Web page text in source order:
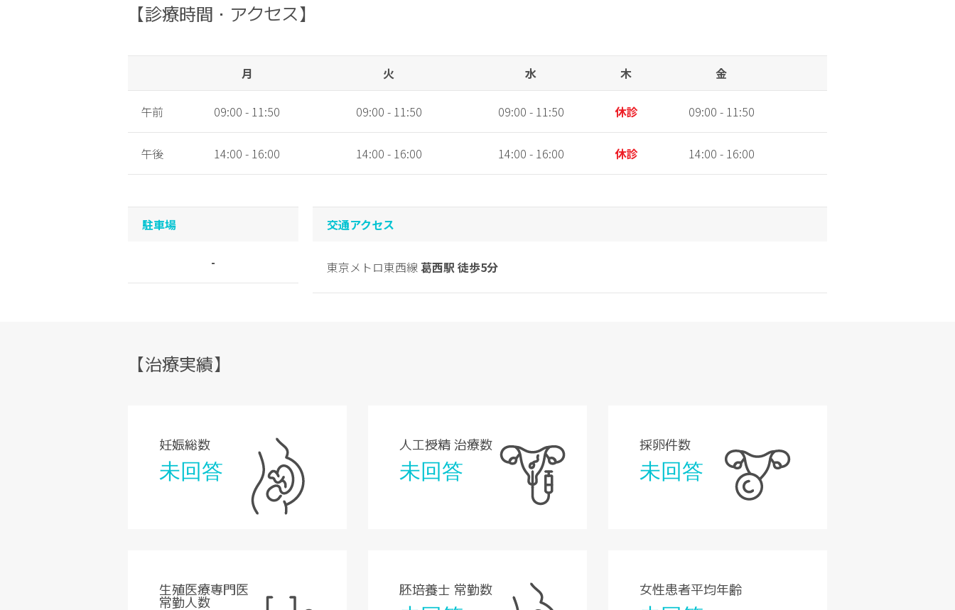
【診療時間・アクセス】
月 火 水 木 金
午前 09:00 - 11:50 09:00 - 11:50 09:00 - 11:50 休診 09:00 - 11:50
午後 14:00 - 16:00 14:00 - 16:00 14:00 - 16:00 休診 14:00 - 16:00
駐車場
-
交通アクセス
東京メトロ東西線葛西駅 徒歩5分
【治療実績】
妊娠総数
未回答
人工授精 治療数
未回答
採卵件数
未回答
生殖医療専門医
常勤人数
胚培養士 常勤数 女性患者平均年齢